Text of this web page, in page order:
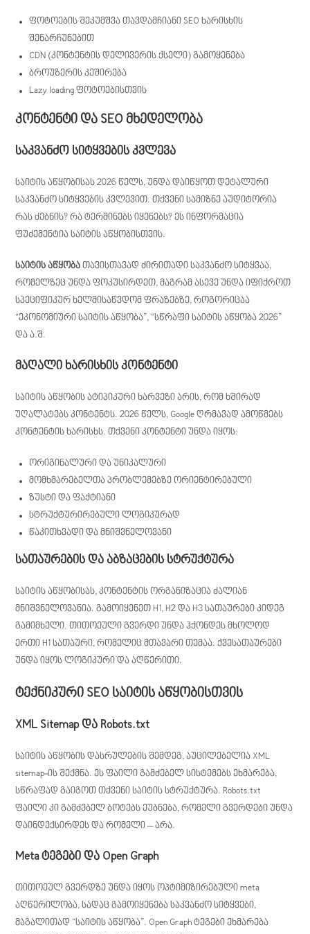
ფოტოების შეკუმშვა თავდამჩიანი SEO ხარისხის
შენარჩუნებით
CDN (კონტენტის დელივერის ქსელი) გამოყენება
ბროუზერის კეშირება
Lazy loading ფოტოებისთვის
კონტენტი და SEO მხედელობა
საკვანძო სიტყვების კვლევა
საიტის აწყობისას 2026 წელს, უნდა დაიწყოთ დეტალური
საკვანძო სიტყვების კვლევით. თქვენი სამიზნე აუდიტორია
რას ძებნის? რა ტერმინებს იყენებს? ეს ინფორმაცია
ფუძემენტია საიტის აწყობისთვის.
საიტის აწყობა თავისთავად ძირითადი საკვანძო სიტყვაა,
რომელზეც უნდა ფოკუსირდეთ, მაგრამ ასევე უნდა იფიქროთ
სპეციფიკურ ხელმისაწვდომ ფრაზებზე, როგორიცაა
“ეკონომიური საიტის აწყობა”, “სწრაფი საიტის აწყობა 2026”
და ა.შ.
მაღალი ხარისხის კონტენტი
საიტის აწყობის ატიპიკური ხარვეზი არის, რომ ხშირად
უღალატებს კონტენტს. 2026 წელს, Google ღრმავად ამოწმებს
კონტენტის ხარისხს. თქვენი კონტენტი უნდა იყოს:
ორიგინალური და უნიკალური
მომხმარებელთა პრობლემებზე ორიენტირებული
ზუსტი და ფაქტიანი
სტრუქტურირებული ლოგიკურად
წაკითხვადი და მნიშვნელოვანი
სათაურების და აბზაცების სტრუქტურა
საიტის აწყობისას, კონტენტის ორგანიზაცია ძალიან
მნიშვნელოვანია. გამოიყენეთ H1, H2 და H3 სათაურები კიდეგ
გამიმხელი. თითოეული გვერდი უნდა ჰქონდეს მხოლოდ
ერთი H1 სათაური, რომელიც მთავარი თემაა. ქვესათაურები
უნდა იყოს ლოგიკური და აღწერითი.
ტექნიკური SEO საიტის აწყობისთვის
XML Sitemap და Robots.txt
საიტის აწყობის დასრულების შემდეგ, აუცილებელია XML
sitemap-ის შექმნა. ეს ფაილი გამძებელ სისტემებს ეხმარება,
სწრაფად გაიგოთ თქვენი საიტის სტრუქტურა. Robots.txt
ფაილი კი გამძებელ ბოტებს ეუბნება, რომელი გვერდები უნდა
დაინდექსირდეს და რომელი – არა.
Meta ტეგები და Open Graph
თითოეულ გვერდზე უნდა იყოს ოპტიმიზირებული meta
აღწერილობა, სადაც გამოიყენება საკვანძო სიტყვები,
მაგალითად “საიტის აწყობა”. Open Graph ტეგები ეხმარება